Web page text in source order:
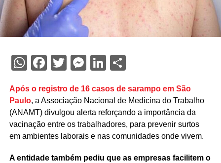
WhatsApp
Facebook
Twitter
Messenger
LinkedIn
Share
Após o registro de 16 casos de sarampo em São
Paulo, a Associação Nacional de Medicina do Trabalho
(ANAMT) divulgou alerta reforçando a importância da
vacinação entre os trabalhadores, para prevenir surtos
em ambientes laborais e nas comunidades onde vivem.
A entidade também pediu que as empresas facilitem o